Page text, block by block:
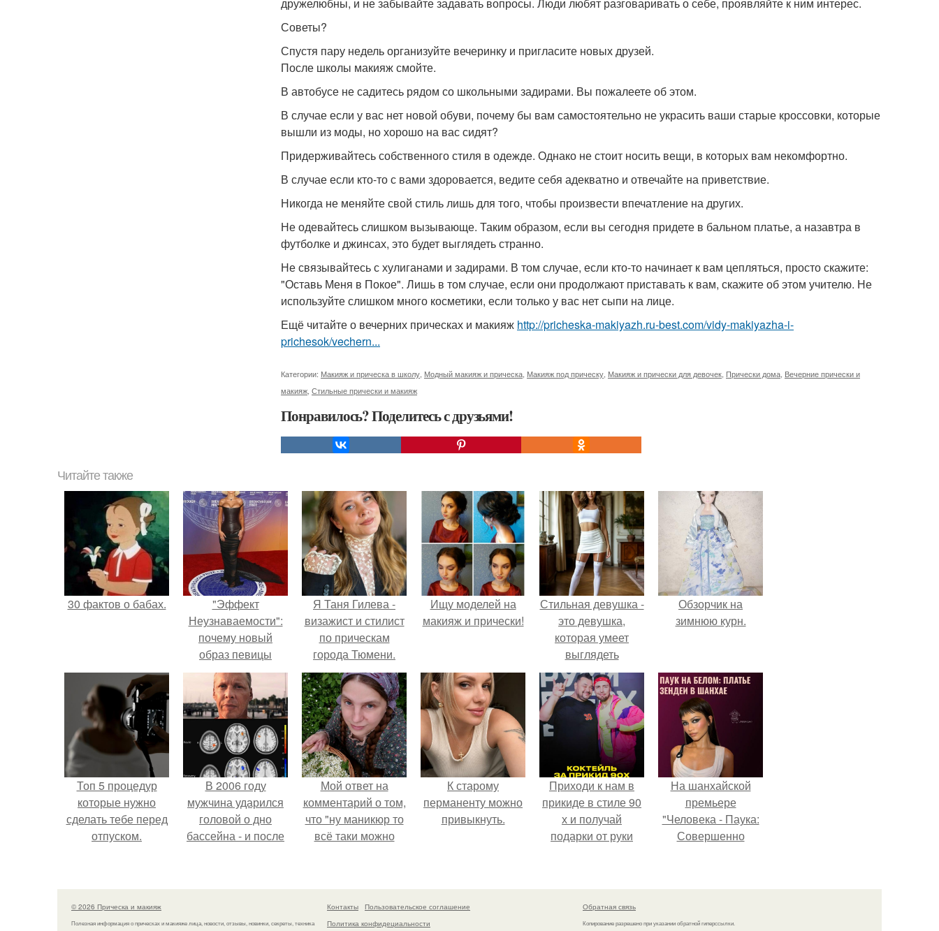
Советы?
Спустя пару недель организуйте вечеринку и пригласите новых друзей.
После школы макияж смойте.
В автобусе не садитесь рядом со школьными задирами. Вы пожалеете об этом.
В случае если у вас нет новой обуви, почему бы вам самостоятельно не украсить ваши старые кроссовки, которые
вышли из моды, но хорошо на вас сидят?
Придерживайтесь собственного стиля в одежде. Однако не стоит носить вещи, в которых вам некомфортно.
В случае если кто-то с вами здоровается, ведите себя адекватно и отвечайте на приветствие.
Никогда не меняйте свой стиль лишь для того, чтобы произвести впечатление на других.
Не одевайтесь слишком вызывающе. Таким образом, если вы сегодня придете в бальном платье, а назавтра в
футболке и джинсах, это будет выглядеть странно.
Не связывайтесь с хулиганами и задирами. В том случае, если кто-то начинает к вам цепляться, просто скажите:
"Оставь Меня в Покое". Лишь в том случае, если они продолжают приставать к вам, скажите об этом учителю. Не
используйте слишком много косметики, если только у вас нет сыпи на лице.
Ещё читайте о вечерних прическах и макияж http://pricheska-makiyazh.ru-best.com/vidy-makiyazha-i-
prichesok/vechern...
Категории: Макияж и прическа в школу Модный макияж и прическа Макияж под прическу Макияж и прически для девочек Прически дома Вечерние прически и
макияж Стильные прически и макияж
Понравилось? Поделитесь с друзьями!
Читайте также
30 фактов о бабах.
"Эффект
Неузнаваемости":
почему новый
образ певицы
вызвал споры о
гранях
возможного?
Я Таня Гилева -
визажист и стилист
по прическам
города Тюмени.
Ищу моделей на
макияж и прически!
Стильная девушка -
это девушка,
которая умеет
выглядеть
привлекательно и
элегантно в любои
ситуации.
Обзорчик на
зимнюю курн.
Топ 5 процедур
которые нужно
сделать тебе перед
отпуском.
В 2006 году
мужчина ударился
головой о дно
бассейна - и после
странным образом.
Мой ответ на
комментарий о том,
что "ну маникюр то
всё таки можно
К старому
перманенту можно
привыкнуть.
Приходи к нам в
прикиде в стиле 90
х и получай
подарки от руки
На шанхайской
премьере
"Человека - Паука:
Совершенно
просто очередной
артефакт высокой
© 2026 Прическа и макияж
Полезная информация о прическах и макияже лица, новости, отзывы, новинки, секреты, техника
Контакты
Пользовательское соглашение
Политика конфидециальности
Обратная связь
Копирование разрешено при указании обратной гиперссылки.